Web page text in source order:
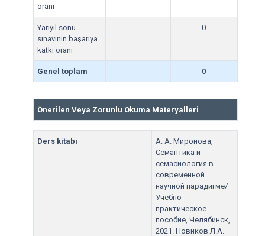
oranı
Yarıyıl sonu
sınavının başarıya
katkı oranı
0
Genel toplam 0
Önerilen Veya Zorunlu Okuma Materyalleri
Ders kitabı
А. А. Миронова,
Семантика и
семасиология в
современной
научной парадигме/
Учебно-
практическое
пособие, Челябинск,
2021. Новиков Л.А.